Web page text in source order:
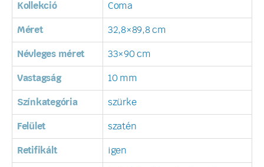
Kollekció Coma
Méret 32,8×89,8 cm
Névleges méret 33×90 cm
Vastagság 10 mm
Színkategória szürke
Felület szatén
Retifikált igen